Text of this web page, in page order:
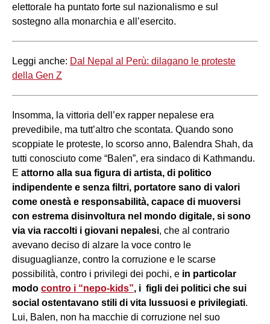
elettorale ha puntato forte sul nazionalismo e sul
sostegno alla monarchia e all’esercito.
Leggi anche: Dal Nepal al Perù: dilagano le proteste
della Gen Z
Insomma, la vittoria dell’ex rapper nepalese era
prevedibile, ma tutt’altro che scontata. Quando sono
scoppiate le proteste, lo scorso anno, Balendra Shah, da
tutti conosciuto come “Balen”, era sindaco di Kathmandu.
E attorno alla sua figura di artista, di politico
indipendente e senza filtri, portatore sano di valori
come onestà e responsabilità, capace di muoversi
con estrema disinvoltura nel mondo digitale, si sono
via via raccolti i giovani nepalesi, che al contrario
avevano deciso di alzare la voce contro le
disuguaglianze, contro la corruzione e le scarse
possibilità, contro i privilegi dei pochi, e in particolar
modo contro i “nepo-kids”, i figli dei politici che sui
social ostentavano stili di vita lussuosi e privilegiati.
Lui, Balen, non ha macchie di corruzione nel suo